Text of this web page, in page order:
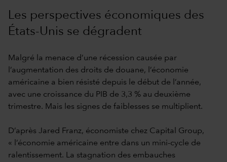
Les perspectives économiques des
États-Unis se dégradent
Malgré la menace d’une récession causée par
l’augmentation des droits de douane, l’économie
américaine a bien résisté depuis le début de l’année,
avec une croissance du PIB de 3,3 % au deuxième
trimestre. Mais les signes de faiblesses se multiplient.
D’après Jared Franz, économiste chez Capital Group,
« l’économie américaine entre dans un mini-cycle de
ralentissement. La stagnation des embauches